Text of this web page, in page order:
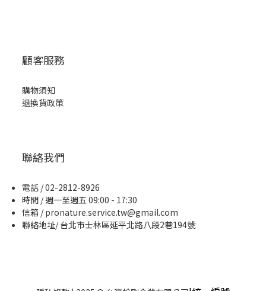
顧客服務
購物須知
退換貨政策
聯絡我們
電話 / 02-2812-8926
時間 / 週一至週五 09:00 - 17:30
信箱 / pronature.service.tw@gmail.com
聯絡地址/ 台北市士林區延平北路八段2巷194號